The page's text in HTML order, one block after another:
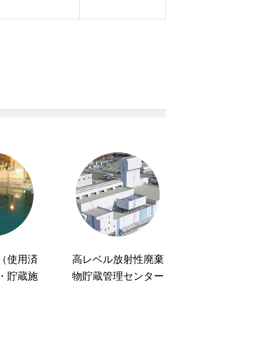
使用済
貯蔵施
高レベル放射性廃棄
物貯蔵管理センター